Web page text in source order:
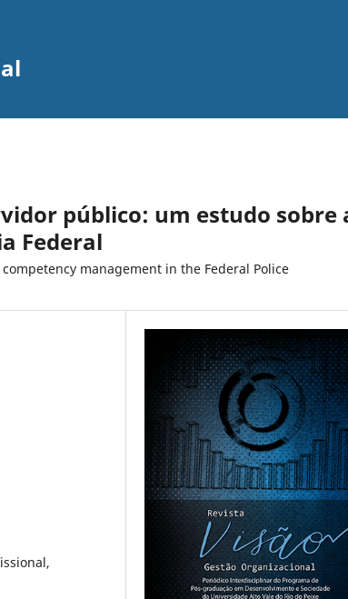
público: um estudo sobre
Federal
management in the Federal Police